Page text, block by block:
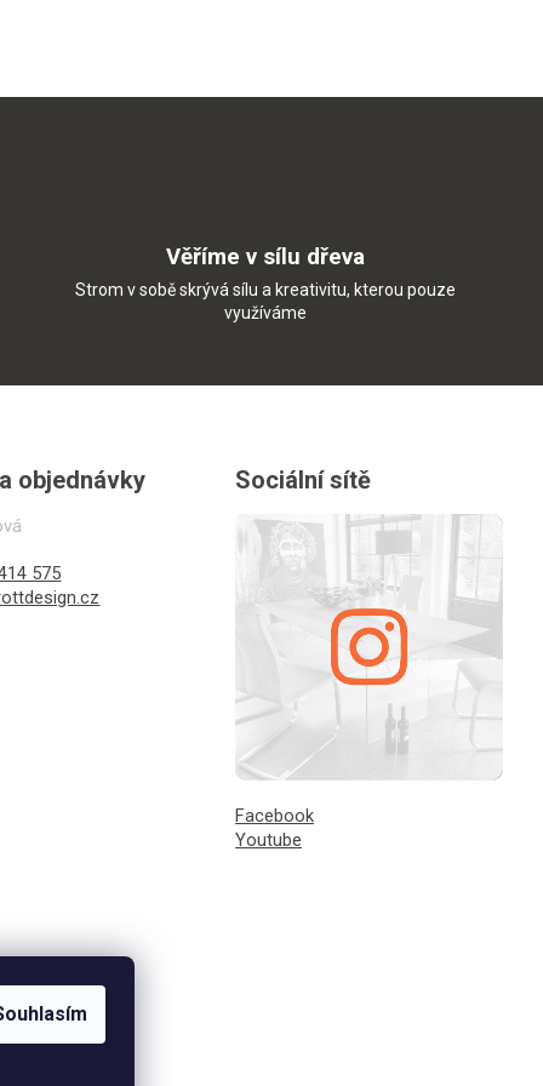
Věříme v sílu dřeva
Strom v sobě skrývá sílu a kreativitu, kterou pouze
využíváme
objednávky
575
Sociální sítě
Facebook
Youtube